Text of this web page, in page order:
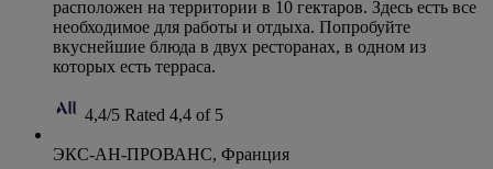
расположен на территории в 10 гектаров. Здесь есть все
необходимое для работы и отдыха. Попробуйте
вкуснейшие блюда в двух ресторанах, в одном из
которых есть терраса.
4,4/5 Rated 4,4 of 5
ЭКС-АН-ПРОВАНС, Франция